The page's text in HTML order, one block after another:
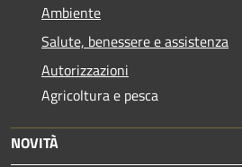
Ambiente
Salute, benessere e assistenza
Autorizzazioni
Agricoltura e pesca
NOVITÀ